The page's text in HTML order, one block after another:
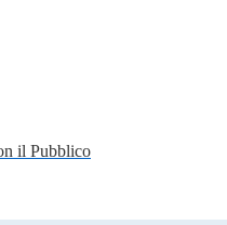
il Pubblico